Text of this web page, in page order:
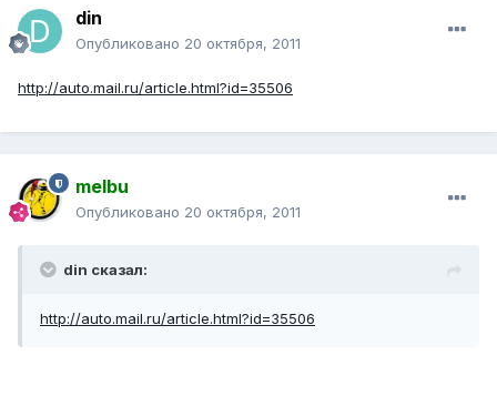
din
Опубликовано 20 октября, 2011
http://auto.mail.ru/article.html?id=35506
melbu
Опубликовано 20 октября, 2011
din сказал:
http://auto.mail.ru/article.html?id=35506